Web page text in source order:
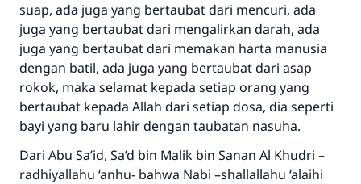
suap, ada juga yang bertaubat dari mencuri, ada
juga yang bertaubat dari mengalirkan darah, ada
juga yang bertaubat dari memakan harta manusia
dengan batil, ada juga yang bertaubat dari asap
rokok, maka selamat kepada setiap orang yang
bertaubat kepada Allah dari setiap dosa, dia seperti
bayi yang baru lahir dengan taubatan nasuha.
Dari Abu Sa’id, Sa’d bin Malik bin Sanan Al Khudri –
radhiyallahu ‘anhu- bahwa Nabi –shallallahu ‘alaihi